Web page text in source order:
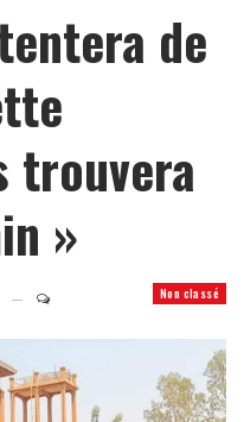
de
trouvera
»
Non classé